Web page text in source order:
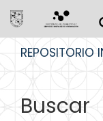
REPOSITORIO
Buscar